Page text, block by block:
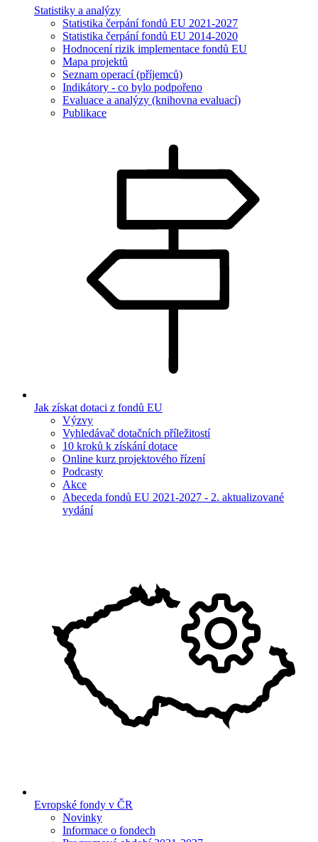
Statistiky a analýzy
Statistika čerpání fondů EU 2021-2027
Statistika čerpání fondů EU 2014-2020
Hodnocení rizik implementace fondů EU
Mapa projektů
Seznam operací (příjemců)
Indikátory - co bylo podpořeno
Evaluace a analýzy (knihovna evaluací)
Publikace
Jak získat dotaci z fondů EU
Výzvy
Vyhledávač dotačních příležitostí
10 kroků k získání dotace
Online kurz projektového řízení
Podcasty
Akce
Abeceda fondů EU 2021-2027 - 2. aktualizované
vydání
Evropské fondy v ČR
Novinky
Informace o fondech